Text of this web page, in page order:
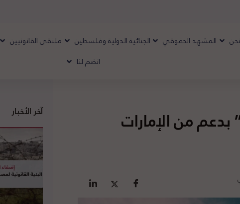
المشهد الحقوقي الجنائية الدولية وفلسطين ملتقى القانونيين
انضم لنا
من الإمارات
آخر الأخبار